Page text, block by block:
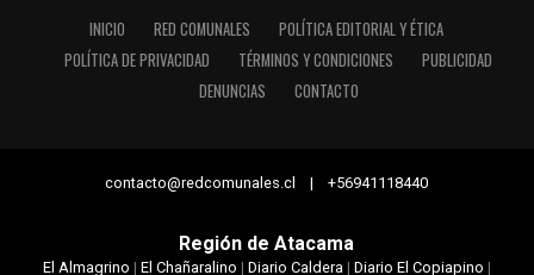
INICIO RED COMUNALES
POLÍTICA EDITORIAL Y ÉTICA
POLÍTICA DE PRIVACIDAD
TÉRMINOS Y CONDICIONES
PUBLICIDAD
DENUNCIAS
CONTACTO
contacto@redcomunales.cl | +56941118440
Región de Atacama
El Almagrino | El Chañaralino | Diario Caldera| Diario El Copiapino |